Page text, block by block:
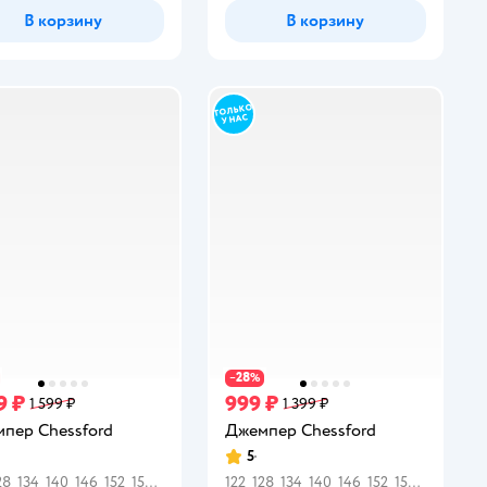
В корзину В корзину
₽ 1 599 ₽
Chessford
134 140 146 152 158
−28%
999 ₽ 1 399 ₽
Джемпер Chessford
Рейтинг:
5
122 128 134 140 146 152 158